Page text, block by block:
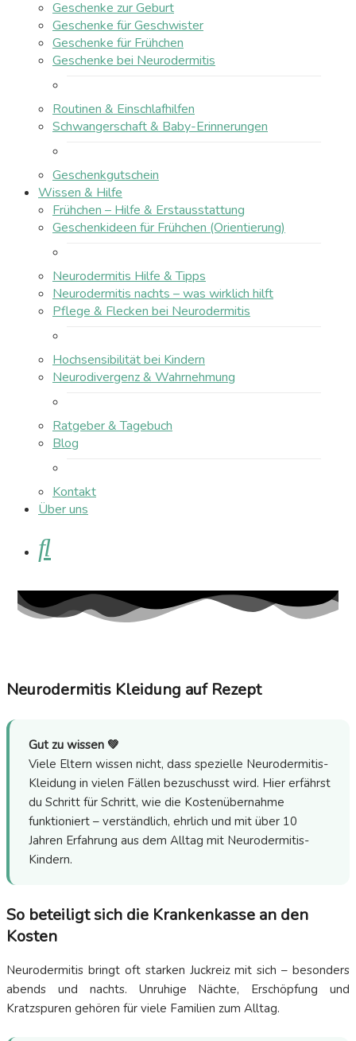
Geschenke zur Geburt
Geschenke für Geschwister
Geschenke für Frühchen
Geschenke bei Neurodermitis
Routinen & Einschlafhilfen
Schwangerschaft & Baby-Erinnerungen
Geschenkgutschein
Wissen & Hilfe
Frühchen – Hilfe & Erstausstattung
Geschenkideen für Frühchen (Orientierung)
Neurodermitis Hilfe & Tipps
Neurodermitis nachts – was wirklich hilft
Pflege & Flecken bei Neurodermitis
Hochsensibilität bei Kindern
Neurodivergenz & Wahrnehmung
Ratgeber & Tagebuch
Blog
Kontakt
Über uns
Suche
Neurodermitis Kleidung auf Rezept
Gut zu wissen 💚
Viele Eltern wissen nicht, dass spezielle Neurodermitis-
Kleidung in vielen Fällen bezuschusst wird. Hier erfährst
du Schritt für Schritt, wie die Kostenübernahme
funktioniert – verständlich, ehrlich und mit über 10
Jahren Erfahrung aus dem Alltag mit Neurodermitis-
Kindern.
So beteiligt sich die Krankenkasse an den
Kosten
Neurodermitis bringt oft starken Juckreiz mit sich – besonders
abends und nachts. Unruhige Nächte, Erschöpfung und
Kratzspuren gehören für viele Familien zum Alltag.